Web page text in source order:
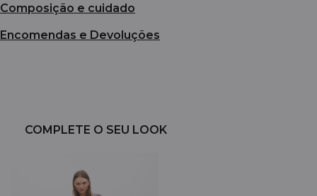
Composição e cuidado
Encomendas e Devoluções
COMPLETE O SEU LOOK